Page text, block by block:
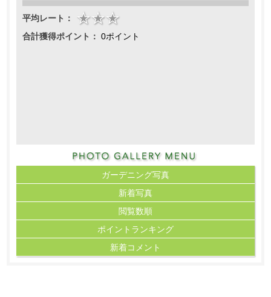
平均レート：
合計獲得ポイント： 0ポイント
ガーデニング写真
新着写真
閲覧数順
ポイント ランキング
新着コメント